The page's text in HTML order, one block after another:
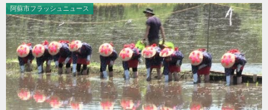
阿蘇市フラッシュニュース